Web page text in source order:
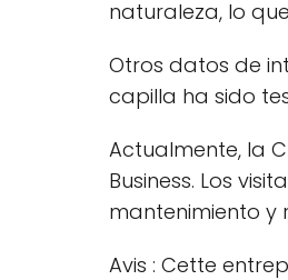
naturaleza, lo
Otros datos de
capilla ha sido
Actualmente, la
Business. Los
mantenimiento y
Avis : Cette